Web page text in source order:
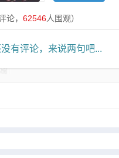
论， 62546人围观）
有评论，来说两句吧...